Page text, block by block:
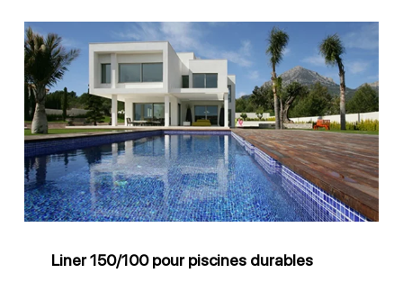
Liner
150/100
pour
piscines
durables
Liner 150/100 pour piscines durables